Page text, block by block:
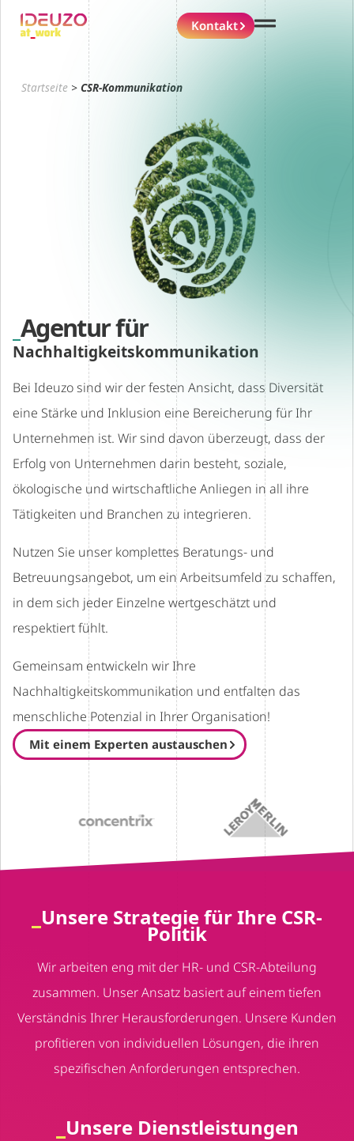
Kontakt
Startseite >CSR-Kommunikation
Agentur für
Nachhaltigkeitskommunikation
Bei Ideuzo sind wir der festen Ansicht, dass Diversität
eine Stärke und Inklusion eine Bereicherung für Ihr
Unternehmen ist. Wir sind davon überzeugt, dass der
Erfolg von Unternehmen darin besteht, soziale,
ökologische und wirtschaftliche Anliegen in all ihre
Tätigkeiten und Branchen zu integrieren.
Nutzen Sie unser komplettes Beratungs- und
Betreuungsangebot, um ein Arbeitsumfeld zu schaffen,
in dem sich jeder Einzelne wertgeschätzt und
respektiert fühlt.
Gemeinsam entwickeln wir Ihre
Nachhaltigkeitskommunikation und entfalten das
menschliche Potenzial in Ihrer Organisation!
Mit einem Experten austauschen
Unsere Strategie für Ihre CSR-
Politik
Wir arbeiten eng mit der HR- und CSR-Abteilung
zusammen. Unser Ansatz basiert auf einem tiefen
Verständnis Ihrer Herausforderungen. Unsere Kunden
profitieren von individuellen Lösungen, die ihren
spezifischen Anforderungen entsprechen.
Unsere Dienstleistungen